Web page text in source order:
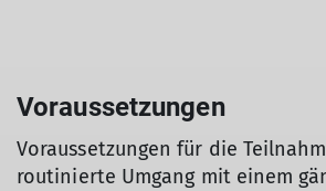
Voraussetzungen
Voraussetzungen für die
routinierte Umgang mit einem